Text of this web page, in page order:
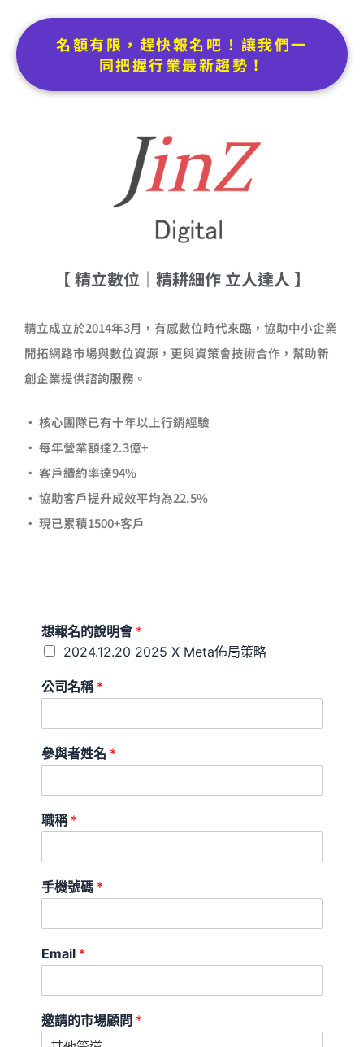
名額有限，趕快報名吧 ! 讓我們一
同把握行業最新趨勢！
【 精立數位｜精耕細作 立人達人 】
精立成立於2014年3月，有感數位時代來臨，協助中小企業
開拓網路市場與數位資源，更與資策會技術合作，幫助新
創企業提供諮詢服務。
· 核心團隊已有十年以上行銷經驗
· 每年營業額達2.3億+
· 客戶續約率達94%
· 協助客戶提升成效平均為22.5%
· 現已累積1500+客戶
想報名的說明會 *
2024.12.20 2025 X Meta佈局策略
公司名稱 *
參與者姓名 *
職稱 *
手機號碼 *
Email *
邀請的市場顧問 *